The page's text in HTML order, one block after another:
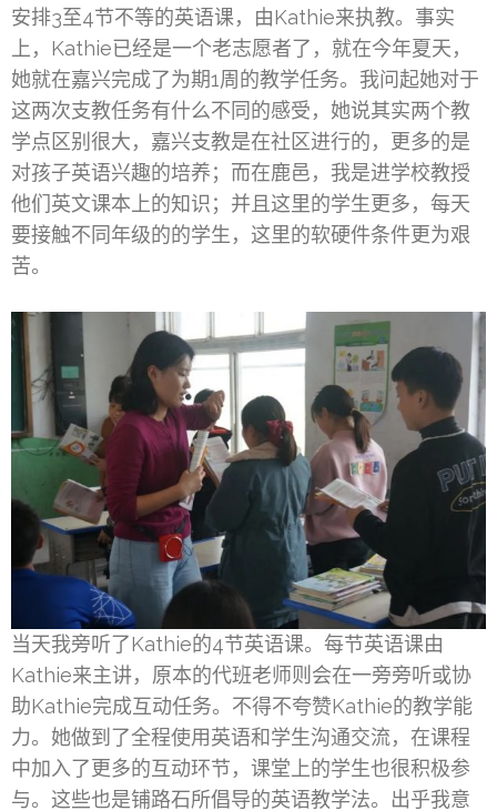
安排3至4节不等的英语课，由Kathie来执教。事实
上，Kathie已经是一个老志愿者了，就在今年夏天，
她就在嘉兴完成了为期1周的教学任务。我问起她对于
这两次支教任务有什么不同的感受，她说其实两个教
学点区别很大，嘉兴支教是在社区进行的，更多的是
对孩子英语兴趣的培养；而在鹿邑，我是进学校教授
他们英文课本上的知识；并且这里的学生更多，每天
要接触不同年级的的学生，这里的软硬件条件更为艰
苦。
当天我旁听了Kathie的4节英语课。每节英语课由
Kathie来主讲，原本的代班老师则会在一旁旁听或协
助Kathie完成互动任务。不得不夸赞Kathie的教学能
力。她做到了全程使用英语和学生沟通交流，在课程
中加入了更多的互动环节，课堂上的学生也很积极参
与。这些也是铺路石所倡导的英语教学法。出乎我意